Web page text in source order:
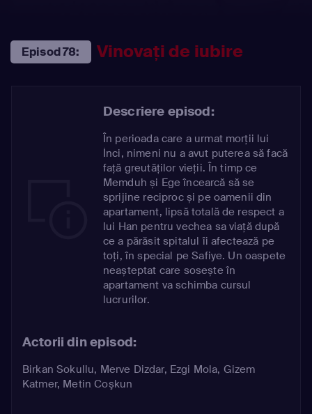
Episod 78: Vinovaţi de iubire
Descriere episod:
În perioada care a urmat morții lui
İnci, nimeni nu a avut puterea să facă
față greutăților vieții. În timp ce
Memduh și Ege încearcă să se
sprijine reciproc și pe oamenii din
apartament, lipsă totală de respect a
lui Han pentru vechea sa viață după
ce a părăsit spitalul îi afectează pe
toți, în special pe Safiye. Un oaspete
neașteptat care sosește în
apartament va schimba cursul
lucrurilor.
Actorii din episod:
Birkan Sokullu, Merve Dizdar, Ezgi Mola, Gizem
Katmer, Metin Coşkun